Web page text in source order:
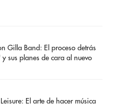
Gilla Band: El proceso detrás
sus planes de cara al nuevo
El arte de hacer música